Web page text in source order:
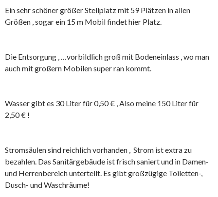
Ein sehr schöner größer Stellplatz mit 59 Plätzen in allen
Größen , sogar ein 15 m Mobil findet hier Platz.
Die Entsorgung , …vorbildlich groß mit Bodeneinlass , wo man
auch mit großern Mobilen super ran kommt.
Wasser gibt es 30 Liter für 0,50 € , Also meine 150 Liter für
2,50 € !
Stromsäulen sind reichlich vorhanden , Strom ist extra zu
bezahlen. Das Sanitärgebäude ist frisch saniert und in Damen-
und Herrenbereich unterteilt. Es gibt großzügige Toiletten-,
Dusch- und Waschräume!